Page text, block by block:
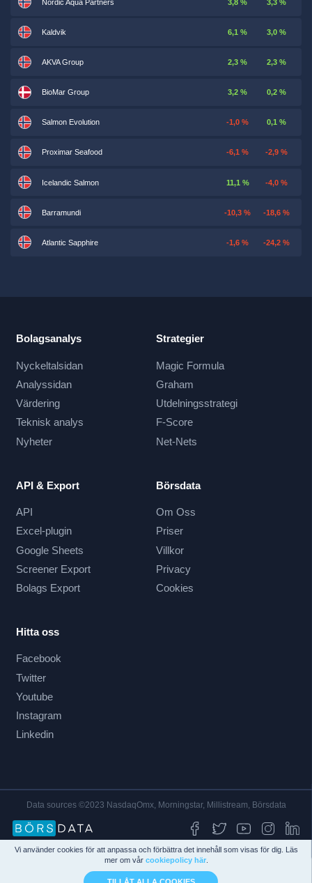
Vi använder cookies för att anpassa och förbättra det innehåll som visas för dig. Läs
mer om vår cookiepolicy här.
TILLÅT ALLA COOKIES
Nordic Aqua Partners 3,8 % 3,3 %
Kaldvik 6,1 % 3,0 %
AKVA Group 2,3 % 2,3 %
BioMar Group 3,2 % 0,2 %
Salmon Evolution -1,0 % 0,1 %
Proximar Seafood -6,1 % -2,9 %
Icelandic Salmon 11,1 % -4,0 %
Barramundi -10,3 % -18,6 %
Atlantic Sapphire -1,6 % -24,2 %
Bolagsanalys
Nyckeltalsidan
Analyssidan
Värdering
Teknisk analys
Nyheter
Strategier
Magic Formula
Graham
Utdelningsstrategi
F-Score
Net-Nets
API & Export
API
Excel-plugin
Google Sheets
Screener Export
Bolags Export
Börsdata
Om Oss
Priser
Villkor
Privacy
Cookies
Hitta oss
Facebook
Twitter
Youtube
Instagram
Linkedin
Data sources ©2023 NasdaqOmx, Morningstar, Millistream, Börsdata